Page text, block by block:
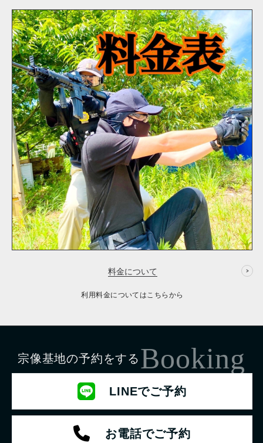
料金について
利用料金についてはこちらから
Booking
宗像基地の予約をする
LINEでご予約
お電話でご予約